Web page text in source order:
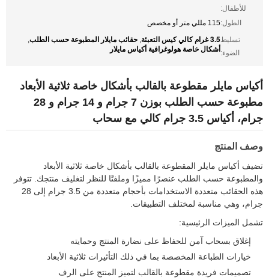
للأطفال:
الطول:115 مللي متر أو مخصص
تسليط
الضوء:
3.5 غرام كالي كيس التعبئة , حقائب مايلار المطبوعة حسب الطلب,
أشكال خاصة هولوغرافية أكياس مايلار
أكياس مايلر مقطوعة بالقالب بأشكال خاصة ثلاثية الأبعاد
مطبوعة حسب الطلب بوزن 7 جرام و 14 جرام و 28
جرام، أكياس 3.5 جرام كالي مع سحاب
وصف المنتج
تضيف أكياس مايلر المقطوعة بالقالب بأشكال خاصة ثلاثية الأبعاد
والمطبوعة حسب الطلب عنصرًا مميزًا وملفتًا للنظر لتغليف منتجك. تتوفر
هذه الحقائب متعددة الاستخدامات بأحجام متعددة من 3.5 جرام إلى 28
جرام، وهي مناسبة لمختلف التطبيقات.
تشمل الميزات الرئيسية:
إغلاق بسحاب آمن للحفاظ على نضارة المنتج وحمايته
خيارات الطباعة المخصصة بما في ذلك التأثيرات ثلاثية الأبعاد
تصميمات فريدة مقطوعة بالقالب لتميز المنتج على الرف